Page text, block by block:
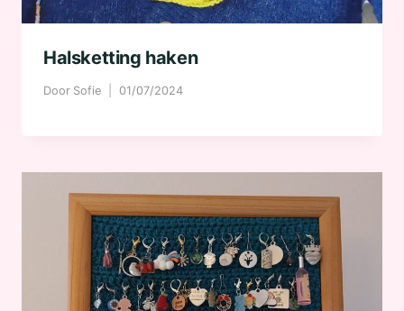
Halsketting haken
Door Sofie 01/07/2024